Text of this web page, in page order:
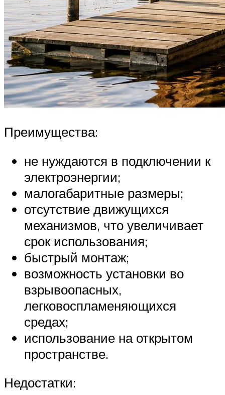
Преимущества:
не нуждаются в подключении к
электроэнергии;
малогабаритные размеры;
отсутствие движущихся
механизмов, что увеличивает
срок использования;
быстрый монтаж;
возможность установки во
взрывоопасных,
легковоспламеняющихся
средах;
использование на открытом
пространстве.
Недостатки: